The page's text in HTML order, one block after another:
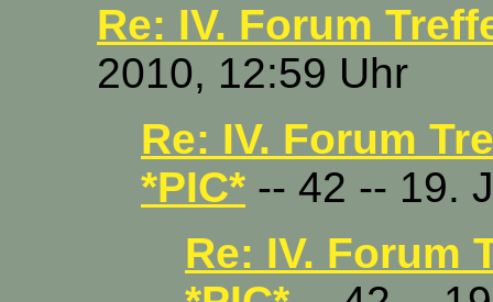
Re: IV. Forum
2010, 12:59 Uhr
Re: IV. Forum
*PIC* -- 42 -- 19.
Re: IV. Forum